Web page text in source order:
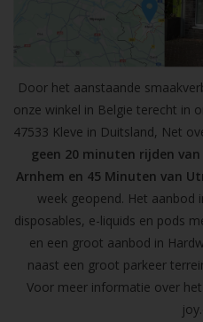
Door het aanstaande
onze winkel in Belgie terecht in
47533 Kleve in Duitsland, Net
geen 20 minuten rijden
Arnhem en 45 Minuten van
week geopend. Het aanbod
disposables, e-liquids en pods
en een groot aanbod in
naast een groot parkeer
Voor meer informatie over